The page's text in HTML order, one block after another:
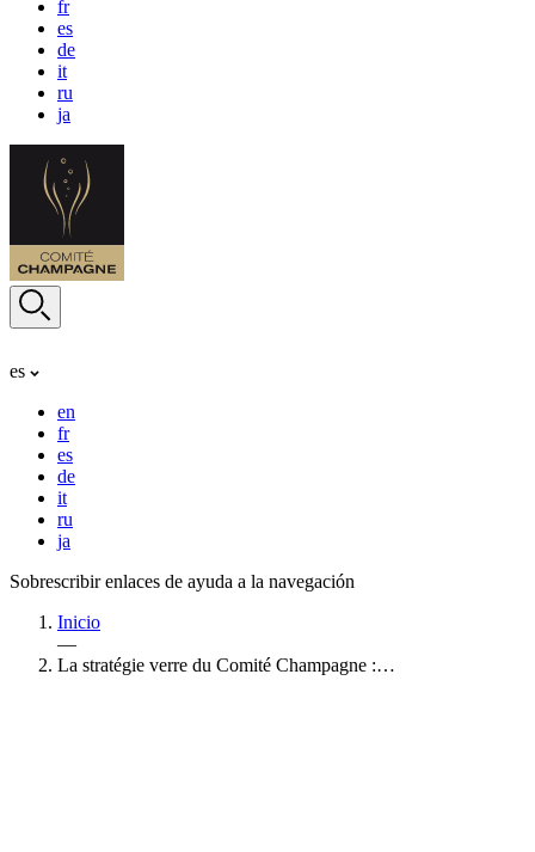
fr
es
de
it
ru
ja
es
en
fr
es
de
it
ru
ja
Sobrescribir enlaces de ayuda a la navegación
Inicio
—
La stratégie verre du Comité Champagne :…